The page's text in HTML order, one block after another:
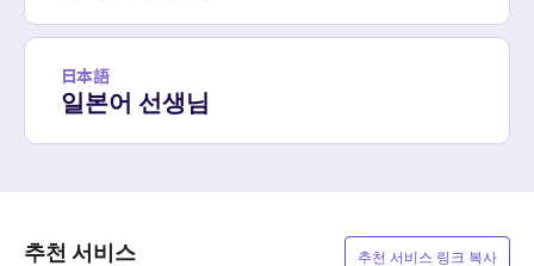
日本語
일본어 선생님
추천 서비스 추천 서비스 링크 복사